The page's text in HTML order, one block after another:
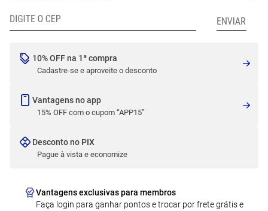
10% OFF na 1ª compra
Cadastre-se e aproveite o desconto
Vantagens no app
15% OFF com o cupom “APP15”
Desconto no PIX
Pague à vista e economize
Vantagens exclusivas para membros
Faça login para ganhar pontos e trocar por frete grátis e